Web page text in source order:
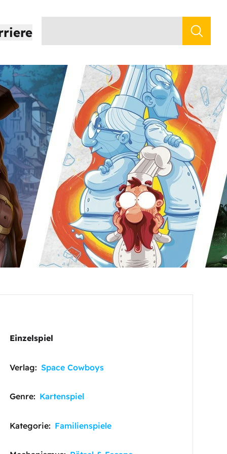
Einzelspiel
Verlag: Space Cowboys
Genre: Kartenspiel
Kategorie: Familienspiele